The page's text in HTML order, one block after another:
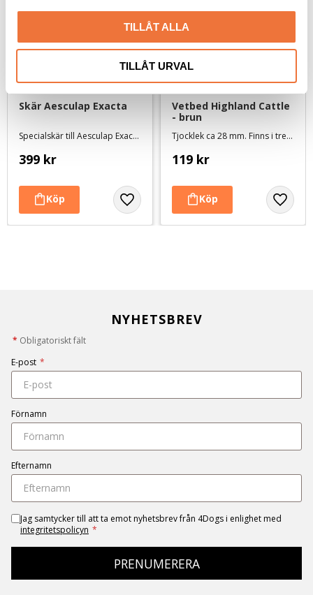
TILLÅT ALLA
TILLÅT URVAL
Skär Aesculap Exacta
Specialskär till Aesculap Exacta
399 kr
Vetbed Highland Cattle
- brun
Tjocklek ca 28 mm. Finns i tre storlekar
119 kr
NYHETSBREV
* Obligatoriskt fält
E-post *
Förnamn
Efternamn
Jag samtycker till att ta emot nyhetsbrev från 4Dogs i enlighet med
integritetspolicyn *
PRENUMERERA